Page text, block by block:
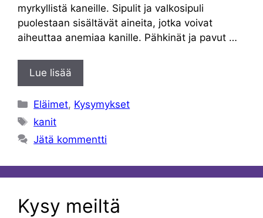
myrkyllistä kaneille. Sipulit ja valkosipuli
puolestaan sisältävät aineita, jotka voivat
aiheuttaa anemiaa kanille. Pähkinät ja pavut …
Lue lisää
Kategoriat
Eläimet, Kysymykset
Avainsanat
kanit
Jätä kommentti
Kysy meiltä